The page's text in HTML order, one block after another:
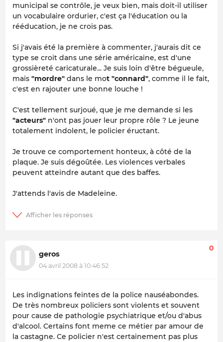
municipal se contrôle, je veux bien, mais doit-il utiliser
un vocabulaire ordurier, c'est ça l'éducation ou la
rééducation, je ne crois pas.
Si j'avais été la première à commenter, j'aurais dit ce
type se croit dans une série américaine, est d'une
grossièreté caricaturale... Je suis loin d'être bégueule,
mais "mordre" dans le mot "connard", comme il le fait,
c'est en rajouter une bonne louche !
C'est tellement surjoué, que je me demande si les
"acteurs" n'ont pas jouer leur propre rôle ? Le jeune
totalement indolent, le policier éructant.
Je trouve ce comportement honteux, à côté de la
plaque. Je suis dégoûtée. Les violences verbales
peuvent atteindre autant que des baffes.
J'attends l'avis de Madeleine.
geros
04 avril 2008 à 10:46:52
0
Les indignations feintes de la police nauséabondes.
De très nombreux policiers sont violents et souvent
pour cause de pathologie psychiatrique et/ou d'abus
d'alcool. Certains font meme ce métier par amour de
la castagne. Ce policier n'est certainement pas plus